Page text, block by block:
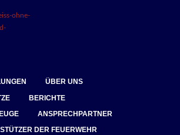
ÜBER UNS
BERICHTE
ANSPRECHPARTNER
DER FEUERWEHR